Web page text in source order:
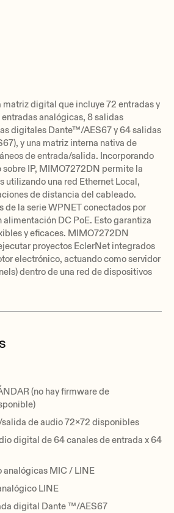
digital que incluye 72 entradas y
analógicas, 8 salidas
digitales Dante™/AES67 y 64 salidas
y una matriz interna nativa de
de entrada/salida. Incorporando
IP, MIMO7272DN permite la
utilizando una red Ethernet Local,
de distancia del cableado.
de la serie WPNET conectados por
alimentación DC PoE. Esto garantiza
y eficaces. MIMO7272DN
proyectos EclerNet integrados
electrónico, actuando como servidor
dentro de una red de dispositivos
(no hay firmware de
de audio 72x72 disponibles
digital de 64 canales de entrada x 64
analógicas MIC / LINE
LINE
digital Dante ™/AES67